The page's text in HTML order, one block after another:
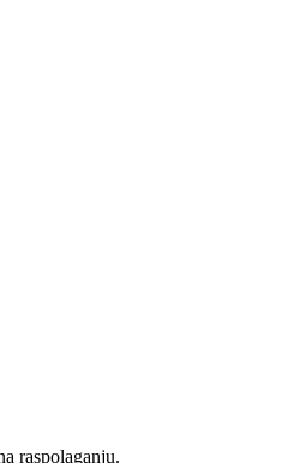
raspolaganju.